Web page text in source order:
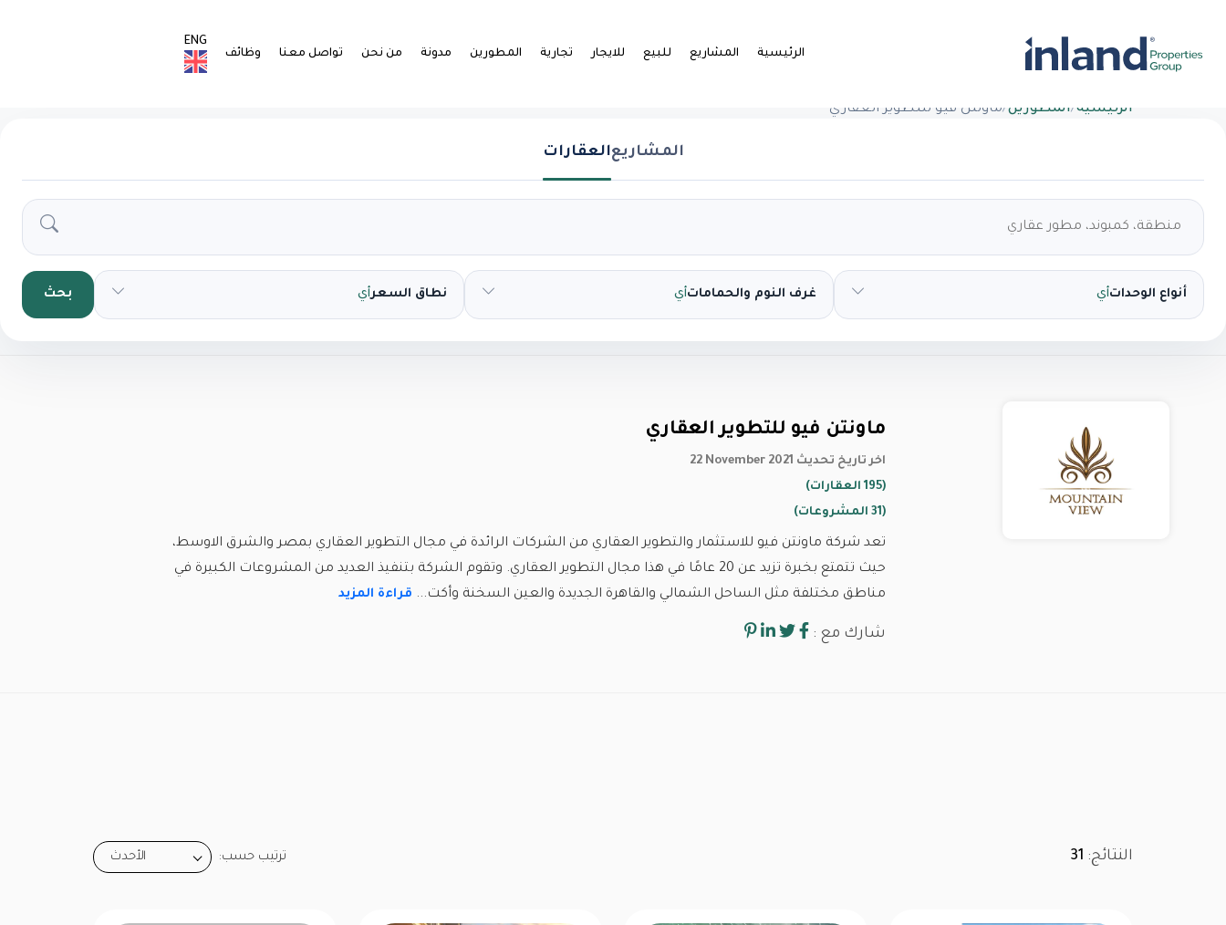
الرئيسية المشاريع للبيع للايجار تجارية المطورين مدونة من نحن تواصل معنا وظائف
ENG
الرئيسية/المطورين/ماونتن فيو للتطوير العقاري
المشاريعالعقارات
أنواع الوحداتأي غرف النوم والحماماتأي نطاق السعرأي بحث
ماونتن فيو للتطوير العقاري
22 November 2021 اخر تاريخ تحديث
(195 العقارات)
(31 المشروعات)
تعد شركة ماونتن فيو للاستثمار والتطوير العقاري من الشركات الرائدة في مجال التطوير العقاري بمصر والشرق الاوسط،
حيث تتمتع بخبرة تزيد عن 20 عامًا في هذا مجال التطوير العقاري. وتقوم الشركة بتنفيذ العديد من المشروعات الكبيرة في
مناطق مختلفة مثل الساحل الشمالي والقاهرة الجديدة والعين السخنة وأكت... قراءة المزيد
شارك مع :
النتائج: 31 ترتيب حسب: الأحدث